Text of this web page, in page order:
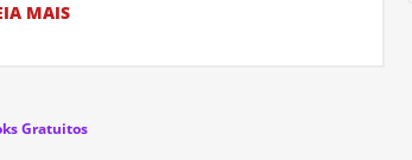
MAIS
Gratuitos